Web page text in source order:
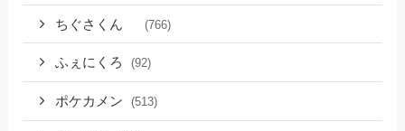
ちぐさくん (766)
ふぇにくろ (92)
ポケカメン (513)